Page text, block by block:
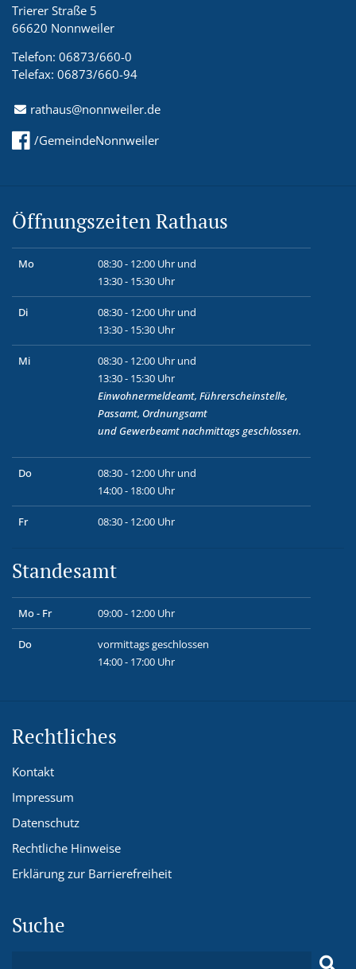
Trierer Straße 5
66620 Nonnweiler
Telefon: 06873/660-0
Telefax: 06873/660-94
rathaus@nonnweiler.de
/GemeindeNonnweiler
Öffnungszeiten Rathaus
Mo
08:30 - 12:00 Uhr und
13:30 - 15:30 Uhr
Di
08:30 - 12:00 Uhr und
13:30 - 15:30 Uhr
Mi
08:30 - 12:00 Uhr und
13:30 - 15:30 Uhr
Einwohnermeldeamt, Führerscheinstelle,
Passamt, Ordnungsamt
und Gewerbeamtnachmittags geschlossen.
Do
08:30 - 12:00 Uhr und
14:00 - 18:00 Uhr
Fr 08:30 - 12:00 Uhr
Standesamt
Mo - Fr 09:00 - 12:00 Uhr
Do
vormittags geschlossen
14:00 - 17:00 Uhr
Rechtliches
Kontakt
Impressum
Datenschutz
Rechtliche Hinweise
Erklärung zur Barrierefreiheit
Suche